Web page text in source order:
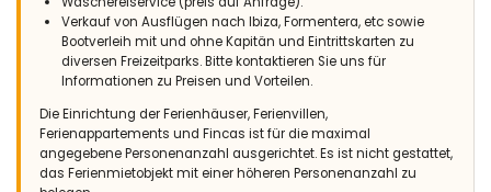
Verkauf von Ausflügen nach Ibiza, Formentera, etc sowie
Bootverleih mit und ohne Kapitän und Eintrittskarten zu
diversen Freizeitparks. Bitte kontaktieren Sie uns für
Informationen zu Preisen und Vorteilen.
Die Einrichtung der Ferienhäuser, Ferienvillen,
Ferienappartements und Fincas ist für die maximal
angegebene Personenanzahl ausgerichtet. Es ist nicht gestattet,
das Ferienmietobjekt mit einer höheren Personenanzahl zu